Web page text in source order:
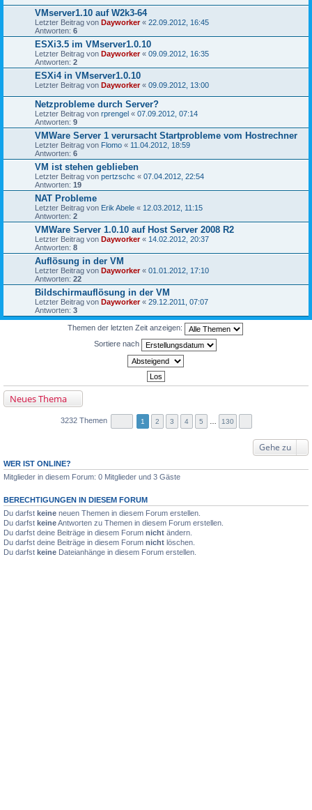
VMserver1.10 auf W2k3-64
Letzter Beitrag von Dayworker« 22.09.2012, 16:45
Antworten: 6
ESXi3.5 im VMserver1.0.10
Letzter Beitrag von Dayworker« 09.09.2012, 16:35
Antworten: 2
ESXi4 in VMserver1.0.10
Letzter Beitrag von Dayworker« 09.09.2012, 13:00
Netzprobleme durch Server?
Letzter Beitrag von rprengel « 07.09.2012, 07:14
Antworten: 9
VMWare Server 1 verursacht Startprobleme vom Hostrechner
Letzter Beitrag von Flomo « 11.04.2012, 18:59
Antworten: 6
VM ist stehen geblieben
Letzter Beitrag von pertzschc « 07.04.2012, 22:54
Antworten: 19
NAT Probleme
Letzter Beitrag von Erik Abele « 12.03.2012, 11:15
Antworten: 2
VMWare Server 1.0.10 auf Host Server 2008 R2
Letzter Beitrag von Dayworker« 14.02.2012, 20:37
Antworten: 8
Auflösung in der VM
Letzter Beitrag von Dayworker« 01.01.2012, 17:10
Antworten: 22
Bildschirmauflösung in der VM
Letzter Beitrag von Dayworker« 29.12.2011, 07:07
Antworten: 3
Themen der letzten Zeit anzeigen:
Sortiere nach
Neues Thema
3232 Themen 1 2 3 4 5 130
Gehe zu
WER IST ONLINE?
Mitglieder in diesem Forum: 0 Mitglieder und 3 Gäste
BERECHTIGUNGEN IN DIESEM FORUM
Du darfst keine neuen Themen in diesem Forum erstellen.
Du darfst keineAntworten zu Themen in diesem Forum erstellen.
Du darfst deine Beiträge in diesem Forum nicht ändern.
Du darfst deine Beiträge in diesem Forum nicht löschen.
Du darfst keine Dateianhänge in diesem Forum erstellen.